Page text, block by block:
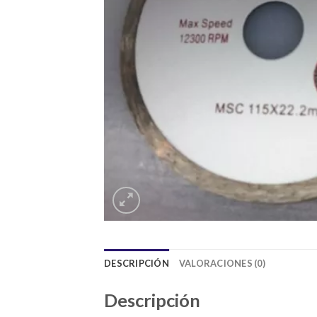
DESCRIPCIÓN VALORACIONES (0)
Descripción